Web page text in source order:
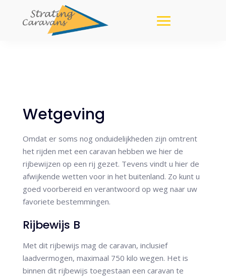
Wetgeving
Omdat er soms nog onduidelijkheden zijn omtrent
het rijden met een caravan hebben we hier de
rijbewijzen op een rij gezet. Tevens vindt u hier de
afwijkende wetten voor in het buitenland. Zo kunt u
goed voorbereid en verantwoord op weg naar uw
favoriete bestemmingen.
Rijbewijs B
Met dit rijbewijs mag de caravan, inclusief
laadvermogen, maximaal 750 kilo wegen. Het is
binnen dit rijbewijs toegestaan een caravan te